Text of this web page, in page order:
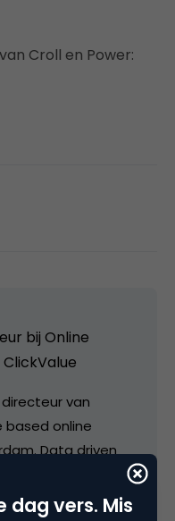
Croll en Power:
bij Online
van
based online
Data driven
blijvend verhogen
dag vers. Mis